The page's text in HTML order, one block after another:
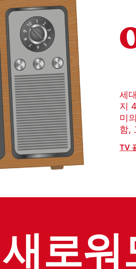
세
지
미
함,
TV
로